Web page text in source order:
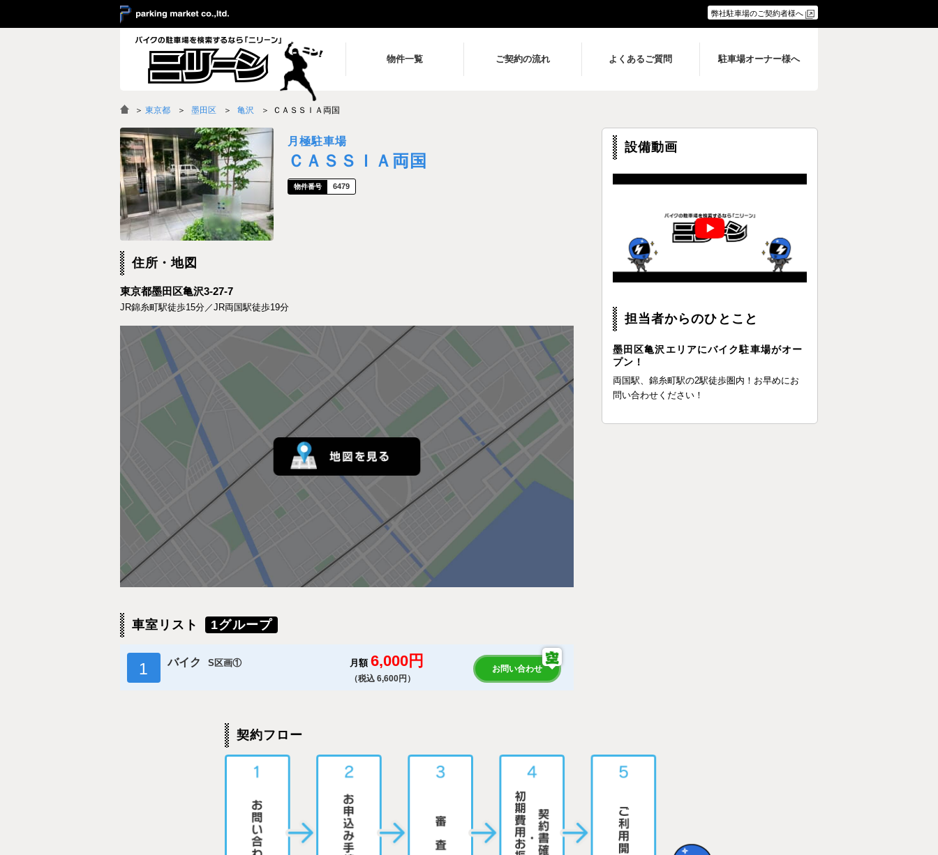
弊社駐車場のご契約者様へ
物件一覧 ご契約の流れ よくあるご質問 駐車場オーナー様へ
＞ 東京都 墨田区 亀沢 ＣＡＳＳＩＡ両国
月極駐車場
ＣＡＳＳＩＡ両国
6479
住所・地図
東京都墨田区亀沢3-27-7
JR錦糸町駅徒歩15分／JR両国駅徒歩19分
車室リスト 1グループ
1 バイク S区画① 月額 6,000円
（税込 6,600円）
お問い合わせ
設備動画
担当者からのひとこと
墨田区亀沢エリアにバイク駐車場がオー
プン！
両国駅、錦糸町駅の2駅徒歩圏内！お早めにお
問い合わせください！
契約フロー